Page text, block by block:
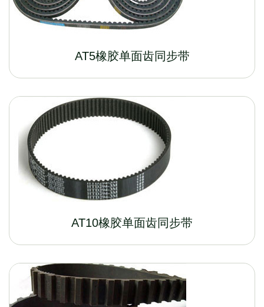
AT5橡胶单面齿同步带
AT10橡胶单面齿同步带